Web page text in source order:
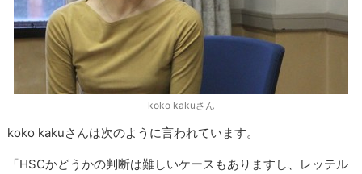
koko kakuさん
koko kakuさんは次のように言われています。
「HSCかどうかの判断は難しいケースもありますし、レッテル